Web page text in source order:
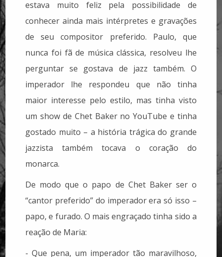
estava muito feliz pela possibilidade de
conhecer ainda mais intérpretes e gravações
de seu compositor preferido. Paulo, que
nunca foi fã de música clássica, resolveu lhe
perguntar se gostava de jazz também. O
imperador lhe respondeu que não tinha
maior interesse pelo estilo, mas tinha visto
um show de Chet Baker no YouTube e tinha
gostado muito – a história trágica do grande
jazzista também tocava o coração do
monarca.
De modo que o papo de Chet Baker ser o
“cantor preferido” do imperador era só isso –
papo, e furado. O mais engraçado tinha sido a
reação de Maria:
- Que pena, um imperador tão maravilhoso,